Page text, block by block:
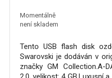
Momentálně
není skladem
Tento USB flash disk
Swarovski je dodáván v
značky GM Collection.A-